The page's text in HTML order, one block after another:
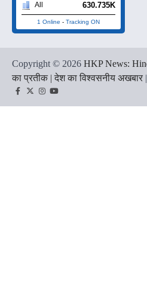
All 630.735K
1 Online - Tracking ON
Copyright © 2026 HKP News:
का प्रतीक | देश का विश्वसनीय अखबार
Facebook
TwitterInstagram
YouTube